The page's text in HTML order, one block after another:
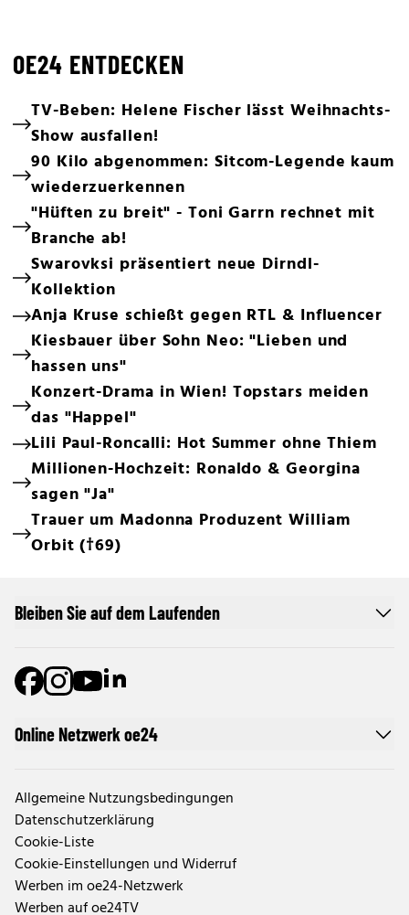
OE24 ENTDECKEN
TV-Beben: Helene Fischer lässt Weihnachts-
Show ausfallen!
90 Kilo abgenommen: Sitcom-Legende kaum
wiederzuerkennen
"Hüften zu breit" - Toni Garrn rechnet mit
Branche ab!
Swarovksi präsentiert neue Dirndl-
Kollektion
Anja Kruse schießt gegen RTL & Influencer
Kiesbauer über Sohn Neo: "Lieben und
hassen uns"
Konzert-Drama in Wien! Topstars meiden
das "Happel"
Lili Paul-Roncalli: Hot Summer ohne Thiem
Millionen-Hochzeit: Ronaldo & Georgina
sagen "Ja"
Trauer um Madonna Produzent William
Orbit (†69)
Online Netzwerk oe24
Allgemeine Nutzungsbedingungen
Datenschutzerklärung
Cookie-Liste
Cookie-Einstellungen und Widerruf
Werben im oe24-Netzwerk
Werben auf oe24TV
Bleiben Sie auf dem Laufenden